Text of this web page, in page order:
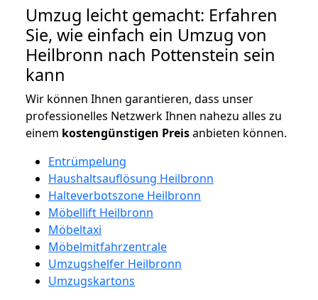
Umzug leicht gemacht: Erfahren
Sie, wie einfach ein Umzug von
Heilbronn nach Pottenstein sein
kann
Wir können Ihnen garantieren, dass unser
professionelles Netzwerk Ihnen nahezu alles zu
einem kostengünstigen Preisanbieten können.
Entrümpelung
Haushaltsauflösung Heilbronn
Halteverbotszone Heilbronn
Möbellift Heilbronn
Möbeltaxi
Möbelmitfahrzentrale
Umzugshelfer Heilbronn
Umzugskartons